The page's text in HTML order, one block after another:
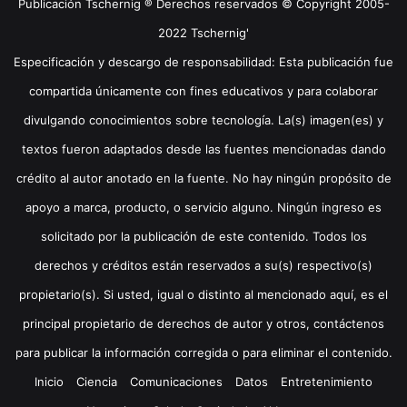
Publicación Tschernig ® Derechos reservados © Copyright 2005-
2022 Tschernig'
Especificación y descargo de responsabilidad: Esta publicación fue
compartida únicamente con fines educativos y para colaborar
divulgando conocimientos sobre tecnología. La(s) imagen(es) y
textos fueron adaptados desde las fuentes mencionadas dando
crédito al autor anotado en la fuente. No hay ningún propósito de
apoyo a marca, producto, o servicio alguno. Ningún ingreso es
solicitado por la publicación de este contenido. Todos los
derechos y créditos están reservados a su(s) respectivo(s)
propietario(s). Si usted, igual o distinto al mencionado aquí, es el
principal propietario de derechos de autor y otros, contáctenos
para publicar la información corregida o para eliminar el contenido.
Inicio
Ciencia Comunicaciones Datos
Entretenimiento